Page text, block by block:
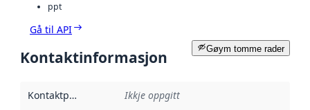
ppt
Gå til API
Gøym tomme rader
Kontaktinformasjon
Kontaktpunkt Ikkje oppgitt